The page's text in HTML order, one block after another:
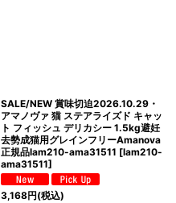
NEW 最短賞味2027.4・アマノヴァ
犬 パウチ アダルト ターキー デライト
100g成犬用Amanova正規品lam313-
ama35076 [lam313-ama35076]
451円(税込)
希望小売価格: 451円